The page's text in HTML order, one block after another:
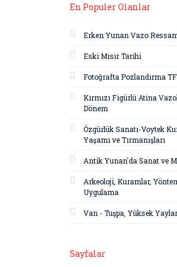
En Populer Olanlar
Erken Yunan Vazo
Eski Mısır Tarihi
Fotoğrafta Pozlandırma
Kırmızı Figürlü Atina
Dönem
Özgürlük Sanatı-Voytek
Yaşamı ve Tırmanışları
Antik Yunan'da Sanat ve
Arkeoloji, Kuramlar,
Uygulama
Van - Tuşpa, Yüksek
Sayfalar